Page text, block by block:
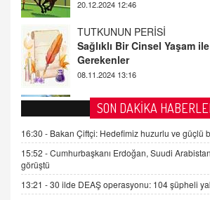
08.11.2024 13:16
FARUK ÖNALAN
Tezkere Onaylanmasaydı…
2 Kasım 2021 Salı 00:11
AV. DOĞAN CAN DOĞAN
Kişisel verilerin
gelişimi
15.09.2025 16:17
SEHER EREK
Kış Ayları Geldi, Hangi
SON DAKİKA
16:30 - Bakan Çiftçi: Hedefimiz huzurlu ve güçlü
15:52 -Cumhurbaşkanı Erdoğan, Suudi
görüştü
13:21 -30 ilde DEAŞ operasyonu: 104 şüpheli